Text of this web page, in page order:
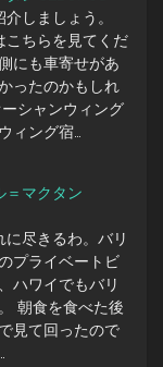
しましょう。
こちらを見てくだ
にも車寄せがあ
ったのかもしれ
シャンウィング
ィング宿…
＝マクタン
尽きるわ。バリ
プライベートビ
ハワイでもバリ
朝食を食べた後
見て回ったので